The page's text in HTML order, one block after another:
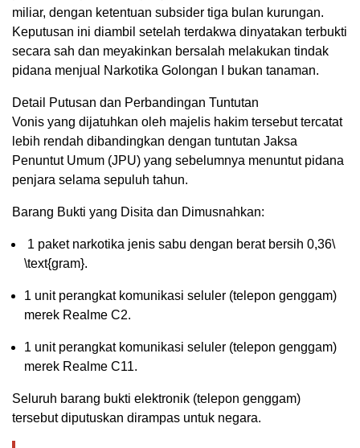
miliar, dengan ketentuan subsider tiga bulan kurungan.
Keputusan ini diambil setelah terdakwa dinyatakan terbukti
secara sah dan meyakinkan bersalah melakukan tindak
pidana menjual Narkotika Golongan I bukan tanaman.
Detail Putusan dan Perbandingan Tuntutan
Vonis yang dijatuhkan oleh majelis hakim tersebut tercatat
lebih rendah dibandingkan dengan tuntutan Jaksa
Penuntut Umum (JPU) yang sebelumnya menuntut pidana
penjara selama sepuluh tahun.
Barang Bukti yang Disita dan Dimusnahkan:
1 paket narkotika jenis sabu dengan berat bersih 0,36\
\text{gram}.
1 unit perangkat komunikasi seluler (telepon genggam)
merek Realme C2.
1 unit perangkat komunikasi seluler (telepon genggam)
merek Realme C11.
Seluruh barang bukti elektronik (telepon genggam)
tersebut diputuskan dirampas untuk negara.